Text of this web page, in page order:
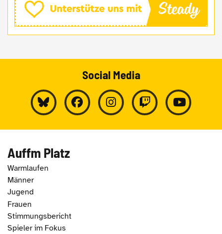
Social Media
Auffm Platz
Warmlaufen
Männer
Jugend
Frauen
Stimmungsbericht
Spieler im Fokus